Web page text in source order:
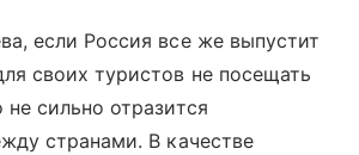
если Россия все же выпустит
своих туристов не посещать
сильно отразится
странами. В качестве